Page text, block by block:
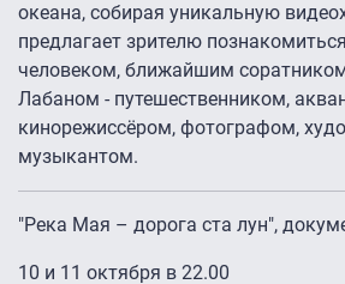
океана, собирая уникальную
предлагает зрителю
человеком, ближайшим
Лабаном - путешественником,
кинорежиссёром, фотографом,
музыкантом.
"Река Мая – дорога ста лун",
10 и 11 октября в 22.00